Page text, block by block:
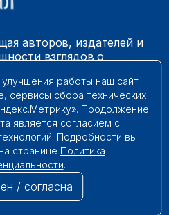
авторов, издателей и
взглядов о
Наши книги можно
площадках
защищены.
улучшения работы наш сайт
сервисы сбора технических
Продолжение
является согласием с
Подробности вы
странице Политика
.
/ согласна